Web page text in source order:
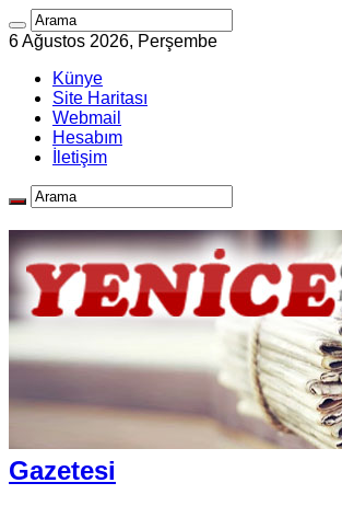
6 Ağustos 2026, Perşembe
Künye
Site Haritası
Webmail
Hesabım
İletişim
Gazetesi